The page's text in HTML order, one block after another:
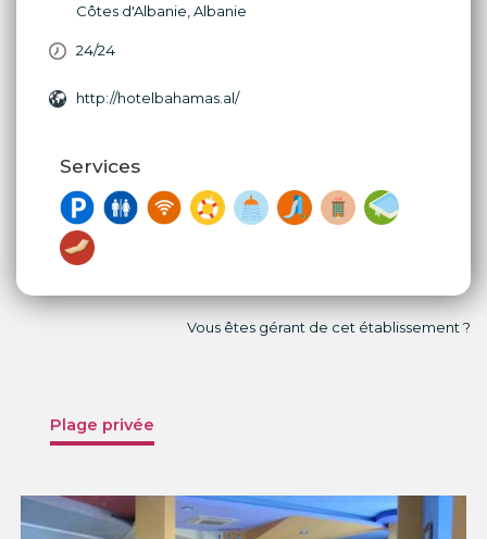
Côtes d'Albanie Albanie
24/24
http://hotelbahamas.al/
Services
Vous êtes gérant de cet établissement ?
Plage privée